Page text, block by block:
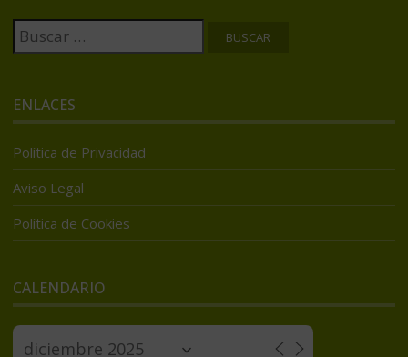
Buscar:
ENLACES
Política de Privacidad
Aviso Legal
Política de Cookies
CALENDARIO